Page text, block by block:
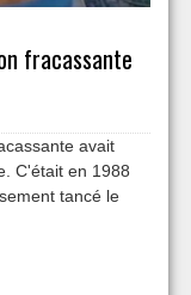
fracassante
avait
C'était en 1988
tancé le